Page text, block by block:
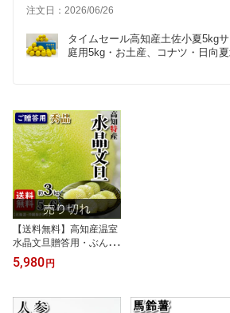
注文日：2026/06/26
タイムセール高知産土佐小夏5kg
庭用5kg・お土産、コナツ・日向
【送料無料】高知産温室
水晶文旦贈答用・ぶんた
ん3kg「5玉〜6玉」北海
道1000円・沖縄は送料1
5,980 円